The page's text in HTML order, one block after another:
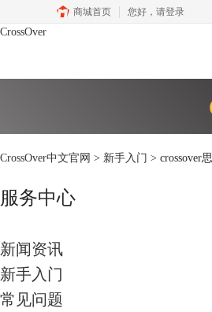
商城首页 您好， 请登录
CrossOver
CrossOver中文官网 > 新手入门 > crossover
服务中心
新闻资讯
新手入门
常见问题